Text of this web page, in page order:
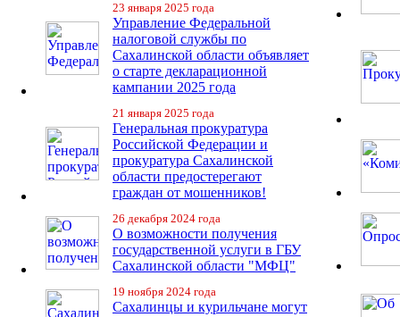
23 января 2025 года
Управление Федеральной
налоговой службы по
Сахалинской области объявляет
о старте декларационной
кампании 2025 года
21 января 2025 года
Генеральная прокуратура
Российской Федерации и
прокуратура Сахалинской
области предостерегают
граждан от мошенников!
26 декабря 2024 года
О возможности получения
государственной услуги в ГБУ
Сахалинской области "МФЦ"
19 ноября 2024 года
Сахалинцы и курильчане могут